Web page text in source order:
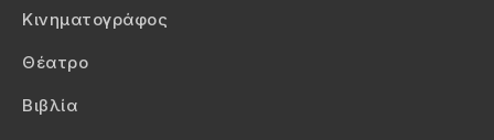
Κινηματογράφος
Θέατρο
Βιβλία